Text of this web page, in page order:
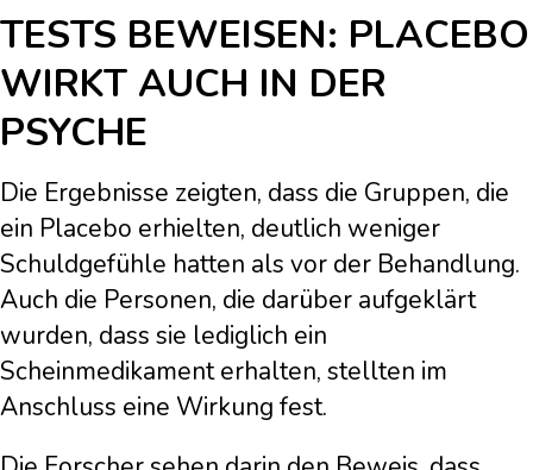
TESTS BEWEISEN: PLACEBO
WIRKT AUCH IN DER
PSYCHE
Die Ergebnisse zeigten, dass die Gruppen, die
ein Placebo erhielten, deutlich weniger
Schuldgefühle hatten als vor der Behandlung.
Auch die Personen, die darüber aufgeklärt
wurden, dass sie lediglich ein
Scheinmedikament erhalten, stellten im
Anschluss eine Wirkung fest.